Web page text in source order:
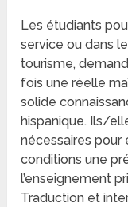
Les étudiants
service ou dans
tourisme,
fois une réelle
solide
hispanique. Ils/
nécessaires pour
conditions une
l’enseignement
Traduction et